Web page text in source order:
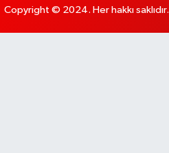
Copyright © 2024. Her hakkı saklıdır.